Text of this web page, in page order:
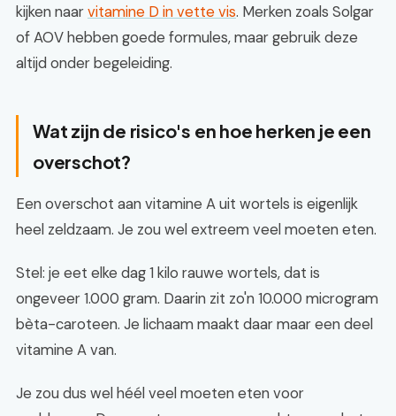
kijken naarvitamine D in vette vis. Merken zoals Solgar
of AOV hebben goede formules, maar gebruik deze
altijd onder begeleiding.
Wat zijn de risico's en hoe herken je een
overschot?
Een overschot aan vitamine A uit wortels is eigenlijk
heel zeldzaam. Je zou wel extreem veel moeten eten.
Stel: je eet elke dag 1 kilo rauwe wortels, dat is
ongeveer 1.000 gram. Daarin zit zo'n 10.000 microgram
bèta-caroteen. Je lichaam maakt daar maar een deel
vitamine A van.
Je zou dus wel héél veel moeten eten voor